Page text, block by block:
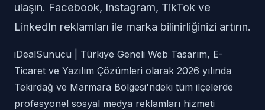
ulaşın. Facebook, Instagram, TikTok ve
LinkedIn reklamları ile marka bilinirliğinizi artırın.
iDealSunucu | Türkiye Geneli Web Tasarım, E-
Ticaret ve Yazılım Çözümleri olarak 2026 yılında
Tekirdağ ve Marmara Bölgesi'ndeki tüm ilçelerde
profesyonel sosyal medya reklamları hizmeti